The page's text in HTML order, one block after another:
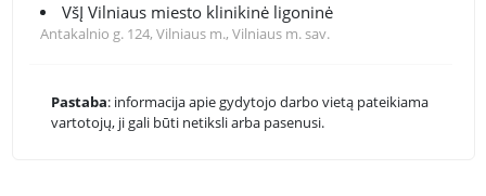
VšĮ Vilniaus miesto klinikinė ligoninė
Antakalnio g. 124, Vilniaus m., Vilniaus m. sav.
Pastaba: informacija apie gydytojo darbo vietą pateikiama
vartotojų, ji gali būti netiksli arba pasenusi.